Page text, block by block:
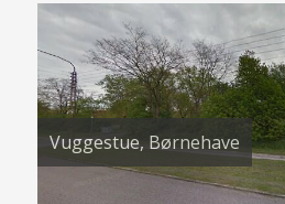
Vuggestue, Børnehave